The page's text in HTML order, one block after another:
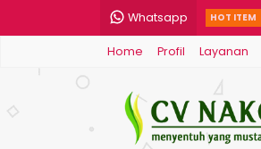
Whatsapp HOT ITEM
Home Profil Layanan